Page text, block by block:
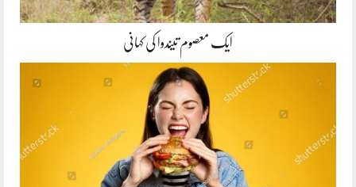
ایک معصوم تیندوا کی کہانی